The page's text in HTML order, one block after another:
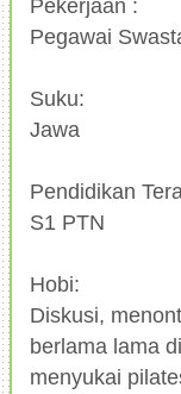
Pekerjaan :
Pegawai
Suku:
Jawa
Pendidikan
S1 PTN
Hobi:
Diskusi,
berlama lama
menyukai